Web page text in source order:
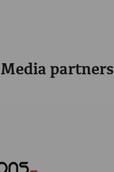
Media partners